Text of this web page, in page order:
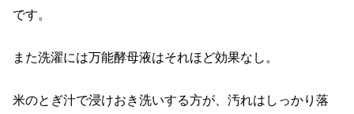
です。
また洗濯には万能酵母液はそれほど効果なし。
米のとぎ汁で浸けおき洗いする方が、汚れはしっかり落